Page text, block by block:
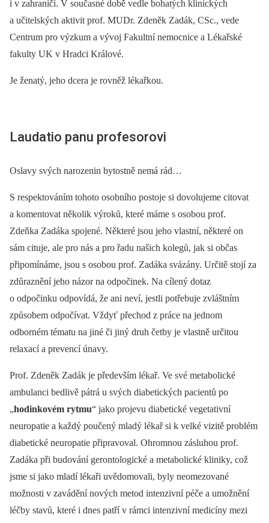
i v zahraničí. V současné době vedle bohatých klinických
a učitelských aktivit prof. MUDr. Zdeněk Zadák, CSc., vede
Centrum pro výzkum a vývoj Fakultní nemocnice a Lékařské
fakulty UK v Hradci Králové.
Je ženatý, jeho dcera je rovněž lékařkou.
Laudatio panu profesorovi
Oslavy svých narozenin bytostně nemá rád…
S respektováním tohoto osobního postoje si dovolujeme citovat
a komentovat několik výroků, které máme s osobou prof.
Zdeňka Zadáka spojené. Některé jsou jeho vlastní, některé on
sám cituje, ale pro nás a pro řadu našich kolegů, jak si občas
připomínáme, jsou s osobou prof. Zadáka svázány. Určitě stojí za
zdůraznění jeho názor na odpočinek. Na cílený dotaz
o odpočinku odpovídá, že ani neví, jestli potřebuje zvláštním
způsobem odpočívat. Vždyť přechod z práce na jednom
odborném tématu na jiné či jiný druh četby je vlastně určitou
relaxací a prevencí únavy.
Prof. Zdeněk Zadák je především lékař. Ve své metabolické
ambulanci bedlivě pátrá u svých diabetických pacientů po
„hodinkovém rytmu“ jako projevu diabetické vegetativní
neuropatie a každý poučený mladý lékař si k velké vizitě problém
diabetické neuropatie připravoval. Ohromnou zásluhou prof.
Zadáka při budování gerontologické a metabolické kliniky, což
jsme si jako mladí lékaři uvědomovali, byly neomezované
možnosti v zavádění nových metod intenzivní péče a umožnění
léčby stavů, které i dnes patří v rámci intenzivní medicíny mezi